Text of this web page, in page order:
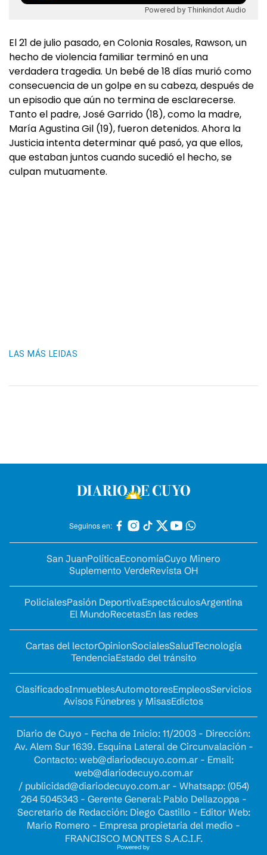
Powered by Thinkindot Audio
El 21 de julio pasado, en Colonia Rosales, Rawson, un
hecho de violencia familiar terminó en una
verdadera tragedia. Un bebé de 18 días murió como
consecuencia de un golpe en su cabeza, después de
un episodio que aún no termina de esclarecerse.
Tanto el padre, José Garrido (18), como la madre,
María Agustina Gil (19), fueron detenidos. Ahora la
Justicia intenta determinar qué pasó, ya que ellos,
que estaban juntos cuando sucedió el hecho, se
culpan mutuamente.
LAS MÁS LEIDAS
Seguinos en:
San JuanPolíticaEconomíaCuyo Minero
Suplemento VerdeRevista OH
PolicialesPasión DeportivaEspectáculosArgentina
El MundoRecetasEn las redes
Cartas del lectorOpinionSocialesSaludTecnología
TendenciaEstado del tránsito
ClasificadosInmueblesAutomotoresEmpleosServicios
Avisos Fúnebres y MisasEdictos
Diario de Cuyo - Fecha de Inicio: 11/2003 - Dirección:
Av. Alem Sur 1639. Esquina Lateral de Circunvalación -
Contacto: web@diariodecuyo.com.ar- Email:
web@diariodecuyo.com.ar
/ publicidad@diariodecuyo.com.ar- Whatsapp: (054)
264 5045343 - Gerente General: Pablo Dellazoppa -
Secretario de Redacción: Diego Castillo - Editor Web:
Mario Romero - Empresa propietaria del medio -
FRANCISCO MONTES S.A.C.I.F.